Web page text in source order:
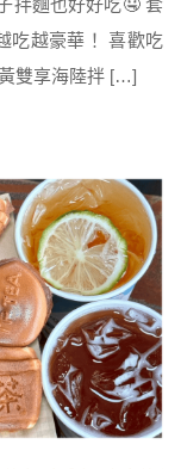
吃越豪華！ 喜歡吃
雙享海陸拌 […]